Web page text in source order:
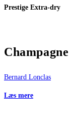
Prestige Extra-dry
Bernard Lonclas
Læs mere